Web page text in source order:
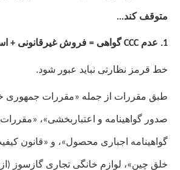
متوقف کند...
1. عدم CCC گواهی = فروش غیرقانونی + استفاده غیرقانونی!
خط قرمز نظارتی نباید عبور شود.
طبق مقررات از جمله «مقررات جمهوری
صدور گواهینامه و اعتباربخشی»،
گواهینامه اجباری محصول»، و «قانون
خلق چین»، لوازم خانگی تجاری گازسوز